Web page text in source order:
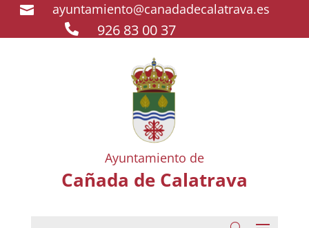
 ayuntamiento@canadadecalatrava.es
 926 83 00 37
Ayuntamiento de
Cañada de Calatrava